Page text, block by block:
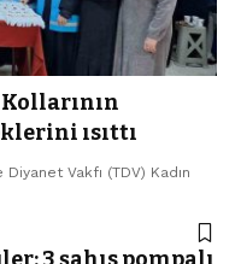
ısıttı
Vakfı (TDV) Kadın